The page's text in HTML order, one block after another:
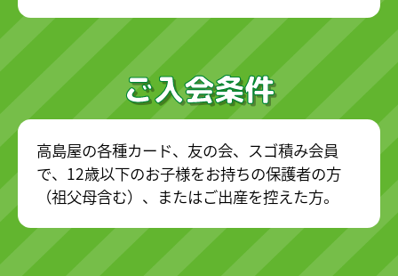
ご入会条件
高島屋の各種カード、友の会、スゴ積み会員
で、12歳以下のお子様をお持ちの保護者の方
（祖父母含む）、またはご出産を控えた方。